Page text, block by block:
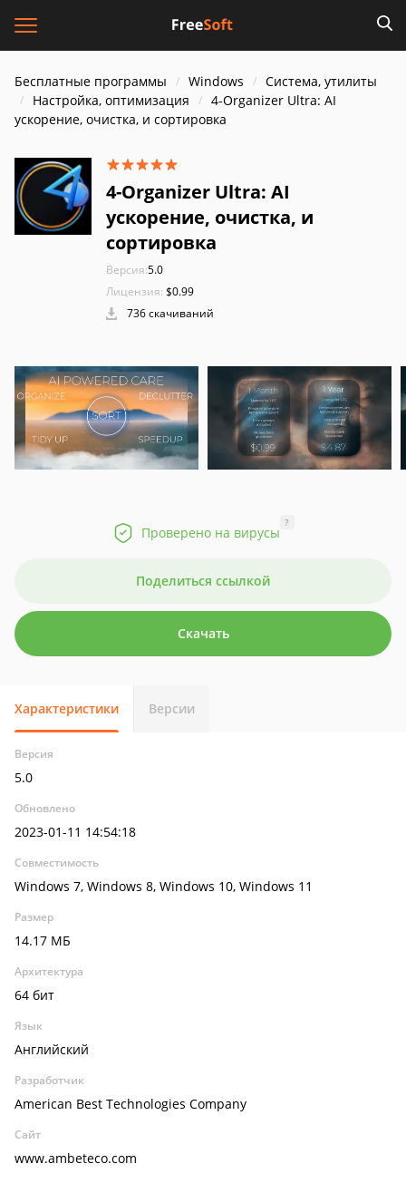
Бесплатные программы Windows
Система, утилиты
Настройка, оптимизация
4-Organizer Ultra: AI
ускорение, очистка, и сортировка
4-Organizer Ultra: AI
ускорение, очистка, и
сортировка
Версия:5.0
Лицензия: $0.99
736 скачиваний
Проверено на вирусы
?
Поделиться ссылкой
Скачать
Характеристики Версии
Версия
5.0
Обновлено
2023-01-11 14:54:18
Совместимость
Windows 7, Windows 8, Windows 10, Windows 11
Размер
14.17 МБ
Архитектура
64 бит
Язык
Английский
Разработчик
American Best Technologies Company
Сайт
www.ambeteco.com